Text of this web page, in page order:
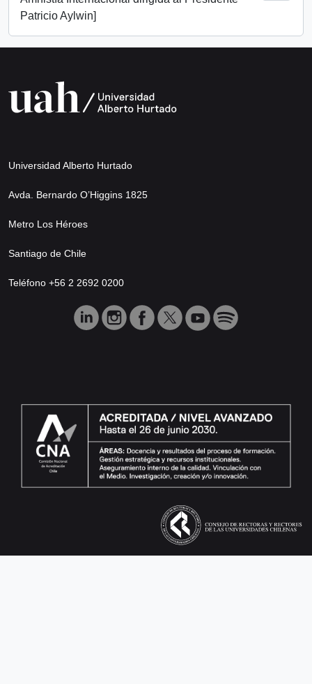
Patricio Aylwin]
Universidad Alberto Hurtado
Avda. Bernardo O’Higgins 1825
Metro Los Héroes
Santiago de Chile
Teléfono +56 2 2692 0200